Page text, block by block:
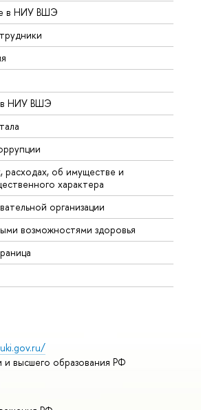
в НИУ ВШЭ
в НИУ ВШЭ
об имуществе и
характера
организации
возможностями здоровья
высшего образования РФ